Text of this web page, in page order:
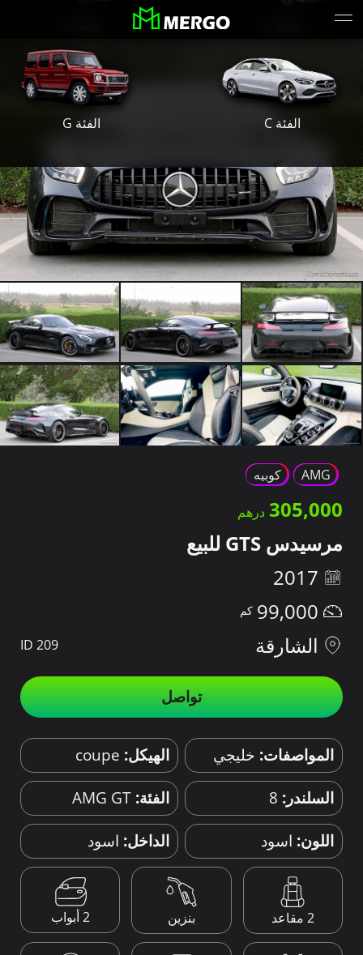
الفئة C الفئة G
AMG كوبيه
305,000
مرسيدس GTS للبيع
2017
99,000
الشارقة
ID 209
تواصل
المواصفات: خليجي الهيكل: coupe
السلندر: 8 الفئة: AMG GT
اللون: اسود الداخل: اسود
2 مقاعد بنزين 2 أبواب